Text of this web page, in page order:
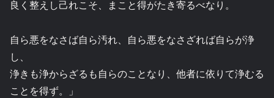
良く整えし己れこそ、まこと得がたき寄るべなり。
自ら悪をなさば自ら汚れ、自ら悪をなさざれば自らが浄
し、
浄きも浄からざるも自らのことなり、他者に依りて浄むる
ことを得ず。」